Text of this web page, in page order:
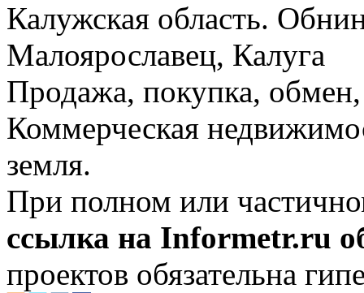
Калужская область.
Малоярославец, Калуга
Продажа, покупка, обмен,
Коммерческая
земля.
При полном или
ссылка на Informetr.ru
проектов обязательна